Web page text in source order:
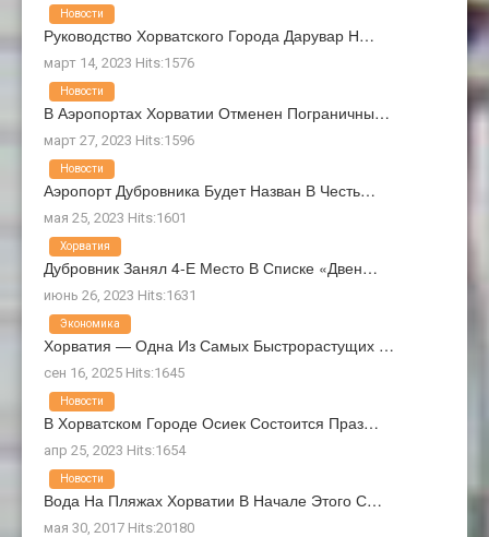
Руководство Хорватского Города Дарувар Н…
март 14, 2023 Hits:1576
Новости
В Аэропортах Хорватии Отменен Пограничны…
март 27, 2023 Hits:1596
Новости
Аэропорт Дубровника Будет Назван В Честь…
мая 25, 2023 Hits:1601
Новости
Дубровник Занял 4-Е Место В Списке «Двен…
июнь 26, 2023 Hits:1631
Хорватия
Хорватия — Одна Из Самых Быстрорастущих …
сен 16, 2025 Hits:1645
Экономика
В Хорватском Городе Осиек Состоится Праз…
апр 25, 2023 Hits:1654
Новости
Вода На Пляжах Хорватии В Начале Этого С…
мая 30, 2017 Hits:20180
Новости